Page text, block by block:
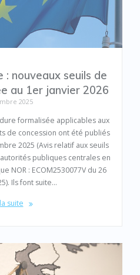
: nouveaux seuils de
au 1er janvier 2026
2025
formalisée applicables aux
de concession ont été publiés
2025 (Avis relatif aux seuils
publiques centrales en
NOR : ECOM2530077V du 26
Ils font suite…
suite